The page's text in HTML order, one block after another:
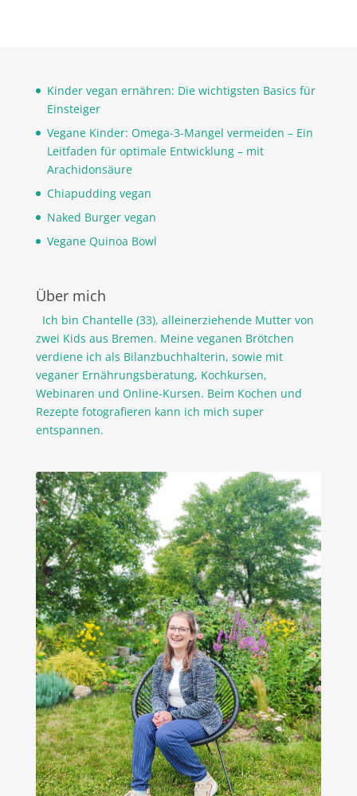
Kinder vegan ernähren: Die wichtigsten Basics für
Einsteiger
Vegane Kinder: Omega-3-Mangel vermeiden – Ein
Leitfaden für optimale Entwicklung – mit
Arachidonsäure
Chiapudding vegan
Naked Burger vegan
Vegane Quinoa Bowl
Über mich
Ich bin Chantelle (33), alleinerziehende Mutter von
zwei Kids aus Bremen. Meine veganen Brötchen
verdiene ich als Bilanzbuchhalterin, sowie mit
veganer Ernährungsberatung, Kochkursen,
Webinaren und Online-Kursen. Beim Kochen und
Rezepte fotografieren kann ich mich super
entspannen.